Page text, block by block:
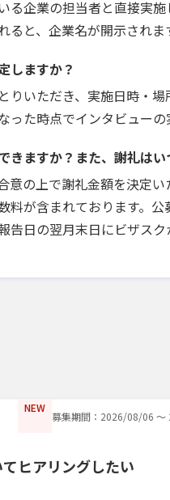
る企業の担当者と直接実施
と、企業名が開示されま
しますか？
いただき、実施日時・場
た時点でインタビューの
きますか？また、謝礼はい
の上で謝礼金額を決定い
料が含まれております。
日の翌月末日にビザスク
NEW
募集期間：2026/08/06
ヒアリングしたい